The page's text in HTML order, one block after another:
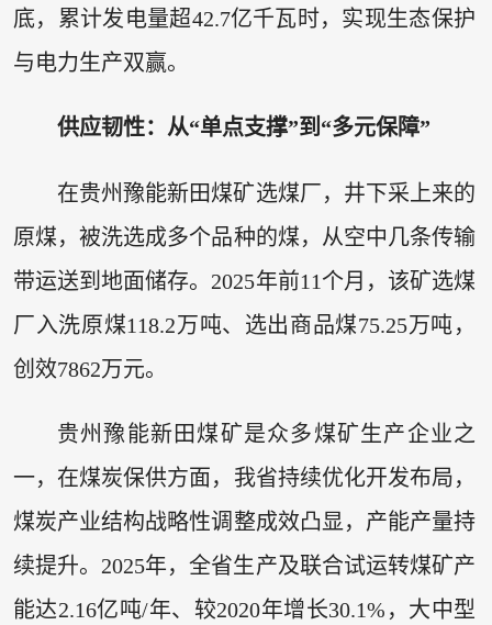
底，累计发电量超42.7亿千瓦时，实现生态保护
与电力生产双赢。
供应韧性：从“单点支撑”到“多元保障”
在贵州豫能新田煤矿选煤厂，井下采上来的
原煤，被洗选成多个品种的煤，从空中几条传输
带运送到地面储存。2025年前11个月，该矿选煤
厂入洗原煤118.2万吨、选出商品煤75.25万吨，
创效7862万元。
贵州豫能新田煤矿是众多煤矿生产企业之
一，在煤炭保供方面，我省持续优化开发布局，
煤炭产业结构战略性调整成效凸显，产能产量持
续提升。2025年，全省生产及联合试运转煤矿产
能达2.16亿吨/年、较2020年增长30.1%，大中型